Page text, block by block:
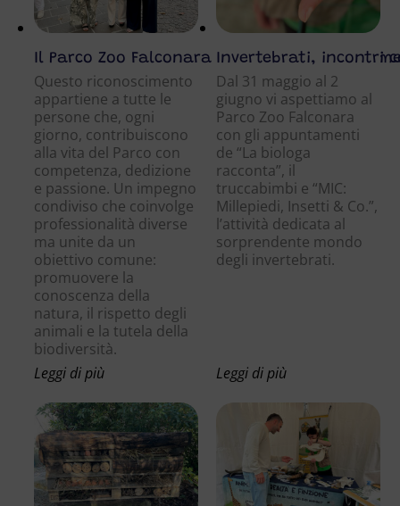
Il Parco Zoo Falconara riceve la Civica
Questo riconoscimento
appartiene a tutte le
persone che, ogni
giorno, contribuiscono
alla vita del Parco con
competenza, dedizione
e passione. Un impegno
condiviso che coinvolge
professionalità diverse
ma unite da un
obiettivo comune:
promuovere la
conoscenza della
natura, il rispetto degli
animali e la tutela della
biodiversità.
Leggi di più
Invertebrati, incontri
Dal 31 maggio al 2
giugno vi aspettiamo al
Parco Zoo Falconara
con gli appuntamenti
de “La biologa
racconta”, il
truccabimbi e “MIC:
Millepiedi, Insetti & Co.”,
l’attività dedicata al
sorprendente mondo
degli invertebrati.
Leggi di più